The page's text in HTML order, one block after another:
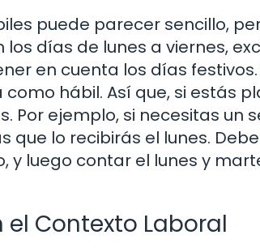
puede parecer sencillo,
días de lunes a viernes,
en cuenta los días
hábil. Así que, si estás
Por ejemplo, si necesitas un
que lo recibirás el lunes.
y luego contar el lunes y
el Contexto Laboral